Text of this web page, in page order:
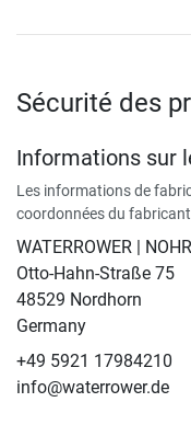
Sécurité des
Informations sur
Les informations de
coordonnées du
WATERROWER |
Otto-Hahn-Straße 75
48529 Nordhorn
Germany
+49 5921 17984210
info@waterrower.de